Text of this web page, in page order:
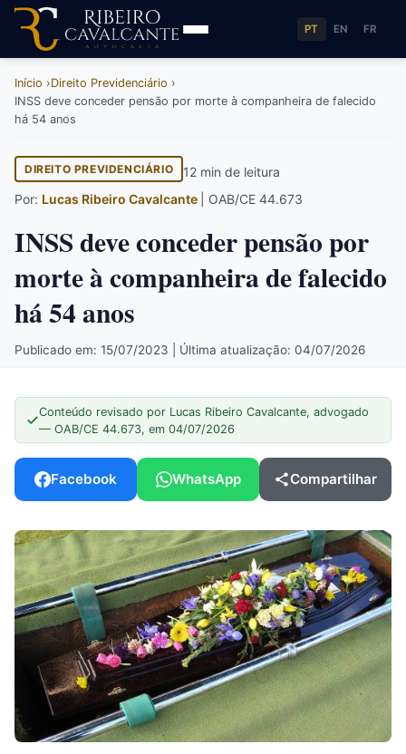
PT EN FR
Início
Direito Previdenciário
INSS deve conceder pensão por morte à companheira de falecido
há 54 anos
DIREITO PREVIDENCIÁRIO
12 min de leitura
Por: Lucas Ribeiro Cavalcante | OAB/CE 44.673
INSS deve conceder pensão por
morte à companheira de falecido
há 54 anos
Publicado em: 15/07/2023 | Última atualização: 04/07/2026
Conteúdo revisado por Lucas Ribeiro Cavalcante, advogado
— OAB/CE 44.673, em 04/07/2026
Facebook WhatsApp Compartilhar